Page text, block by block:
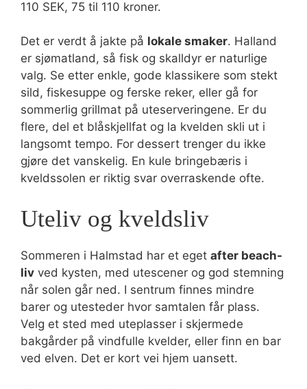
110 SEK, 75 til 110 kroner.
Det er verdt å jakte på lokale smaker. Halland
er sjømatland, så fisk og skalldyr er naturlige
valg. Se etter enkle, gode klassikere som stekt
sild, fiskesuppe og ferske reker, eller gå for
sommerlig grillmat på uteserveringene. Er du
flere, del et blåskjellfat og la kvelden skli ut i
langsomt tempo. For dessert trenger du ikke
gjøre det vanskelig. En kule bringebæris i
kveldssolen er riktig svar overraskende ofte.
Uteliv og kveldsliv
Sommeren i Halmstad har et eget after beach-
liv ved kysten, med utescener og god stemning
når solen går ned. I sentrum finnes mindre
barer og utesteder hvor samtalen får plass.
Velg et sted med uteplasser i skjermede
bakgårder på vindfulle kvelder, eller finn en bar
ved elven. Det er kort vei hjem uansett.